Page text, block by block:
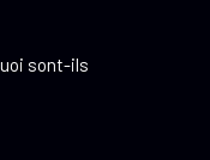
sont-ils